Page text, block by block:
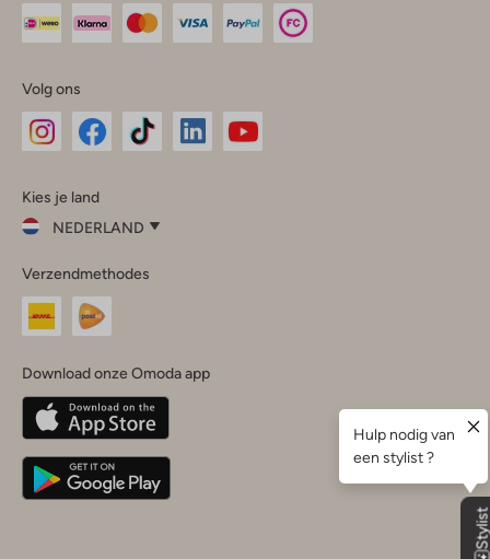
Volg ons
InstagramFacebook
Kies je land
NEDERLAND
je
land
Nederland
Belgique(Français)
Deutschland
Verzendmethodes
Download onze Omoda app